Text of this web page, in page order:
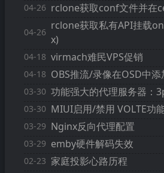
04-26 rclone获取conf文件并在
04-26
rclone获取私有API挂载
x)
04-18 virmach难民VPS促销
04-18 OBS推流/录像在OSD中
03-30 功能强大的代理服务器：
03-30 MIUI启用/禁用 VOLTE功
03-29 Nginx反向代理配置
03-29 emby硬件解码失效
02-23 家庭投影心路历程